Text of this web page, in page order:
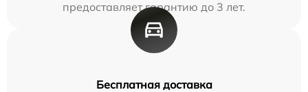
предоставляет гарантию до 3 лет.
Бесплатная доставка